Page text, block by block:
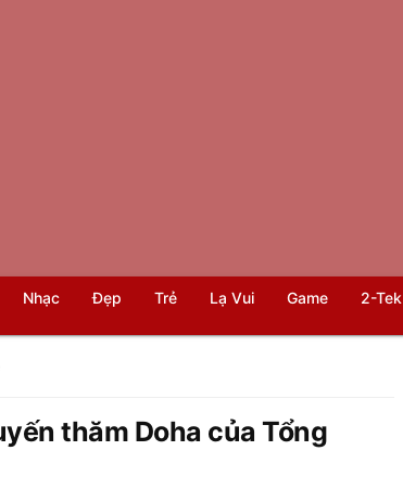
Nhạc Đẹp Trẻ Lạ Vui Game 2-Tek
thăm Doha của Tổng